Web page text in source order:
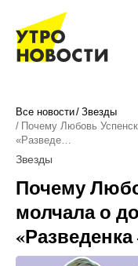
Все новости Звезды
Почему Любовь
«Разведе…
Звезды
Почему
молчала о